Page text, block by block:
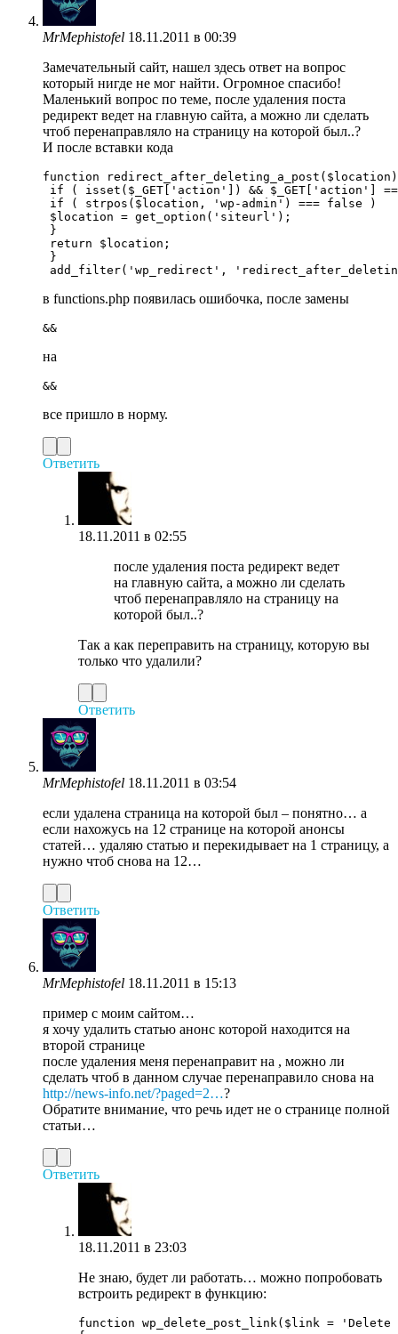
MrMephistofel 18.11.2011 в 00:39
Замечательный сайт, нашел здесь ответ на вопрос
который нигде не мог найти. Огромное спасибо!
Маленький вопрос по теме, после удаления поста
редирект ведет на главную сайта, а можно ли сделать
чтоб перенаправляло на страницу на которой был..?
И после вставки кода
function
if ( isset($_GET['action']) && $_GET['action']
if ( strpos($location, 'wp-admin') === false )
$location = get_option('siteurl');
}
return $location;
}
add_filter('wp_redirect',
в functions.php появилась ошибочка, после замены
&&
на
&&
все пришло в норму.
Ответить
18.11.2011 в 02:55
после удаления поста редирект ведет
на главную сайта, а можно ли сделать
чтоб перенаправляло на страницу на
которой был..?
Так а как переправить на страницу, которую вы
только что удалили?
Ответить
MrMephistofel 18.11.2011 в 03:54
если удалена страница на которой был – понятно… а
если нахожусь на 12 странице на которой анонсы
статей… удаляю статью и перекидывает на 1 страницу, а
нужно чтоб снова на 12…
Ответить
MrMephistofel 18.11.2011 в 15:13
пример с моим сайтом…
я хочу удалить статью анонс которой находится на
второй странице
после удаления меня перенаправит на , можно ли
сделать чтоб в данном случае перенаправило снова на
http://news-info.net/?paged=2…?
Обратите внимание, что речь идет не о странице полной
статьи…
Ответить
18.11.2011 в 23:03
Не знаю, будет ли работать… можно попробовать
встроить редирект в функцию:
function wp_delete_post_link($link =